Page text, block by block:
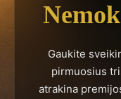
Gaukite
pirmuosius
atrakina